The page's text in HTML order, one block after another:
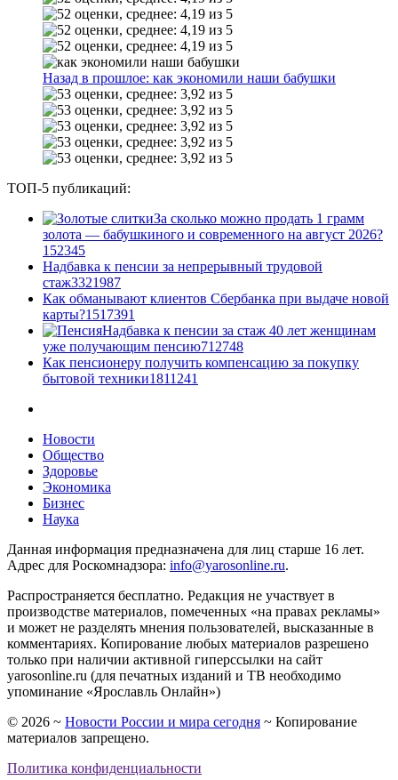
Назад в прошлое: как экономили наши бабушки
ТОП-5 публикаций:
За сколько можно продать 1 грамм
золота — бабушкиного и современного на август 2026?
1 52345
Надбавка к пенсии за непрерывный трудовой
стаж3321987
Как обманывают клиентов Сбербанка при выдаче новой
карты?1517391
Надбавка к пенсии за стаж 40 лет женщинам
уже получающим пенсию712748
Как пенсионеру получить компенсацию за покупку
бытовой техники1811241
Новости
Общество
Здоровье
Экономика
Бизнес
Наука
Данная информация предназначена для лиц старше 16 лет.
Адрес для Роскомнадзора: info@yarosonline.ru.
Распространяется бесплатно. Редакция не участвует в
производстве материалов, помеченных «на правах рекламы»
и может не разделять мнения пользователей, высказанные в
комментариях. Копирование любых материалов разрешено
только при наличии активной гиперссылки на сайт
yarosonline.ru (для печатных изданий и ТВ необходимо
упоминание «Ярославль Онлайн»)
© 2026 ~ Новости России и мира сегодня ~ Копирование
материалов запрещено.
Политика конфиденциальности